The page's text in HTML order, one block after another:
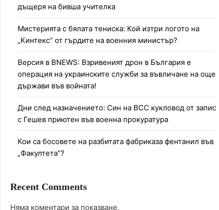
дъщеря на бивша учителка
Мистерията с бялата тениска: Кой изтри логото на
„Кинтекс“ от гърдите на военния министър?
Версия в BNEWS: Взривеният дрон в България е
операция на украинските служби за въвличане на още
държави във войната!
Дни след назначението: Син на ВСС кукловод от запис
с Гешев приютен във военна прокуратура
Кои са босовете на разбитата фабриказа фентанил във
„Факултета”?
Recent Comments
Няма коментари за показване.